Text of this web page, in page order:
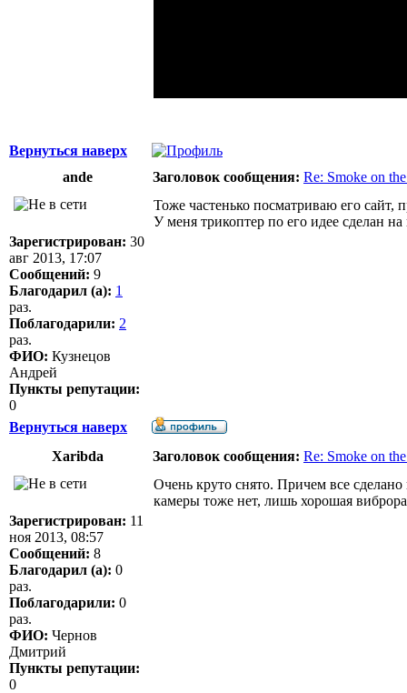
Вернуться наверх
ande
Заголовок сообщения: Re: Smoke on
Зарегистрирован: 30
авг 2013, 17:07
Сообщений: 9
Благодарил (а): 1
раз.
Поблагодарили: 2
раз.
ФИО: Кузнецов
Андрей
Пункты репутации:
0
Тоже частенько посматриваю его сайт,
У меня трикоптер по его идее сделан
Вернуться наверх
Xaribda
Заголовок сообщения: Re: Smoke on
Зарегистрирован: 11
ноя 2013, 08:57
Сообщений: 8
Благодарил (а): 0
раз.
Поблагодарили: 0
раз.
ФИО: Чернов
Дмитрий
Пункты репутации:
0
Очень круто снято. Причем все сделано
камеры тоже нет, лишь хорошая